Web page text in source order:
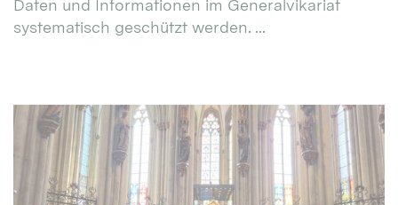
Daten und Informationen im Generalvikariat
systematisch geschützt werden. ...